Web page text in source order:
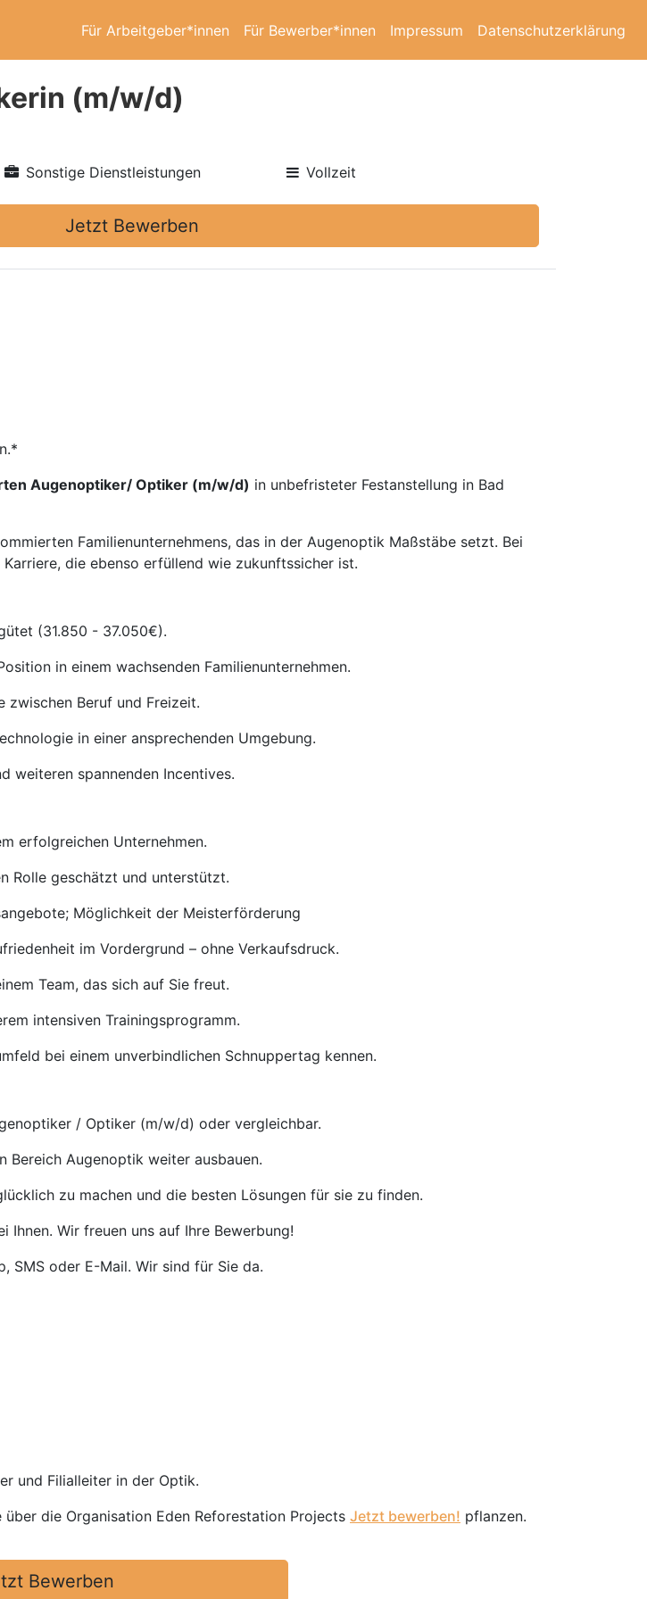
Für Arbeitgeber*innen Für Bewerber*innen Impressum Datenschutzerklärung
(m/w/d)
Sonstige Dienstleistungen Vollzeit
Jetzt Bewerben
Augenoptiker/ Optiker (m/w/d) in unbefristeter Festanstellung in Bad
Familienunternehmens, das in der Augenoptik Maßstäbe setzt. Bei
die ebenso erfüllend wie zukunftssicher ist.
(31.850 - 37.050€).
in einem wachsenden Familienunternehmen.
zwischen Beruf und Freizeit.
in einer ansprechenden Umgebung.
weiteren spannenden Incentives.
erfolgreichen Unternehmen.
Rolle geschätzt und unterstützt.
Möglichkeit der Meisterförderung
im Vordergrund – ohne Verkaufsdruck.
Team, das sich auf Sie freut.
intensiven Trainingsprogramm.
bei einem unverbindlichen Schnuppertag kennen.
/ Optiker (m/w/d) oder vergleichbar.
Bereich Augenoptik weiter ausbauen.
zu machen und die besten Lösungen für sie zu finden.
Ihnen. Wir freuen uns auf Ihre Bewerbung!
SMS oder E-Mail. Wir sind für Sie da.
und Filialleiter in der Optik.
die Organisation Eden Reforestation Projects Jetzt bewerben! pflanzen.
Bewerben